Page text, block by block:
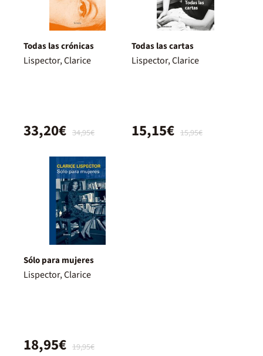
Todas las crónicas
Lispector, Clarice
34,95€
33,20€
Todas las cartas
Lispector, Clarice
15,95€
15,15€
Sólo para mujeres
Lispector, Clarice
19,95€
18,95€